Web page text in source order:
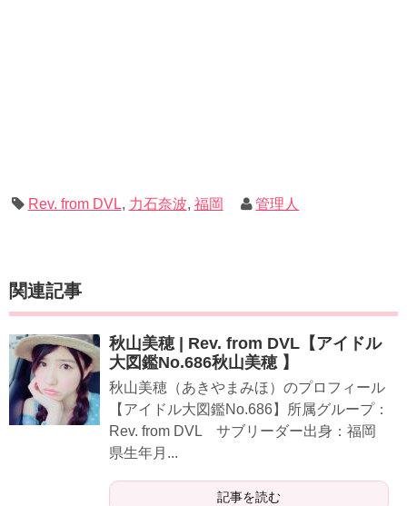
Rev. from DVL, 力石奈波, 福岡 管理人
関連記事
秋山美穂 | Rev. from DVL【アイドル
大図鑑No.686秋山美穂 】
秋山美穂（あきやまみほ）のプロフィール
【アイドル大図鑑No.686】所属グループ：
Rev. from DVL サブリーダー出身：福岡
県生年月...
記事を読む